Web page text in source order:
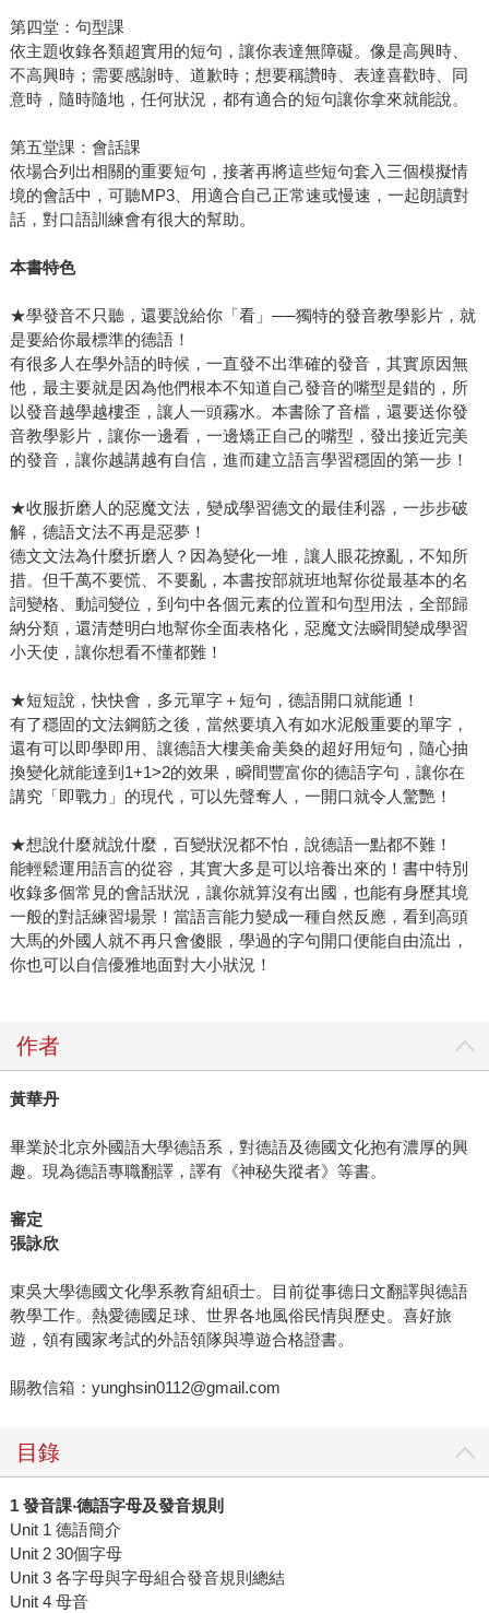
第四堂：句型課
依主題收錄各類超實用的短句，讓你表達無障礙。像是高興時、
不高興時；需要感謝時、道歉時；想要稱讚時、表達喜歡時、同
意時，隨時隨地，任何狀況，都有適合的短句讓你拿來就能說。
第五堂課：會話課
依場合列出相關的重要短句，接著再將這些短句套入三個模擬情
境的會話中，可聽MP3、用適合自己正常速或慢速，一起朗讀對
話，對口語訓練會有很大的幫助。
本書特色
★學發音不只聽，還要說給你「看」──獨特的發音教學影片，就
是要給你最標準的德語！
有很多人在學外語的時候，一直發不出準確的發音，其實原因無
他，最主要就是因為他們根本不知道自己發音的嘴型是錯的，所
以發音越學越樓歪，讓人一頭霧水。本書除了音檔，還要送你發
音教學影片，讓你一邊看，一邊矯正自己的嘴型，發出接近完美
的發音，讓你越講越有自信，進而建立語言學習穩固的第一步！
★收服折磨人的惡魔文法，變成學習德文的最佳利器，一步步破
解，德語文法不再是惡夢！
德文文法為什麼折磨人？因為變化一堆，讓人眼花撩亂，不知所
措。但千萬不要慌、不要亂，本書按部就班地幫你從最基本的名
詞變格、動詞變位，到句中各個元素的位置和句型用法，全部歸
納分類，還清楚明白地幫你全面表格化，惡魔文法瞬間變成學習
小天使，讓你想看不懂都難！
★短短說，快快會，多元單字＋短句，德語開口就能通！
有了穩固的文法鋼筋之後，當然要填入有如水泥般重要的單字，
還有可以即學即用、讓德語大樓美侖美奐的超好用短句，隨心抽
換變化就能達到1+1>2的效果，瞬間豐富你的德語字句，讓你在
講究「即戰力」的現代，可以先聲奪人，一開口就令人驚艷！
★想說什麼就說什麼，百變狀況都不怕，說德語一點都不難！
能輕鬆運用語言的從容，其實大多是可以培養出來的！書中特別
收錄多個常見的會話狀況，讓你就算沒有出國，也能有身歷其境
一般的對話練習場景！當語言能力變成一種自然反應，看到高頭
大馬的外國人就不再只會傻眼，學過的字句開口便能自由流出，
你也可以自信優雅地面對大小狀況！
作者
黃華丹
畢業於北京外國語大學德語系，對德語及德國文化抱有濃厚的興
趣。現為德語專職翻譯，譯有《神秘失蹤者》等書。
審定
張詠欣
東吳大學德國文化學系教育組碩士。目前從事德日文翻譯與德語
教學工作。熱愛德國足球、世界各地風俗民情與歷史。喜好旅
遊，領有國家考試的外語領隊與導遊合格證書。
賜教信箱：yunghsin0112@gmail.com
目錄
1 發音課‧德語字母及發音規則
Unit 1 德語簡介
Unit 2 30個字母
Unit 3 各字母與字母組合發音規則總結
Unit 4 母音